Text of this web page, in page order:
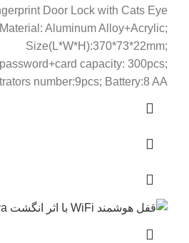
Door Lock with Cats Eye
Aluminum Alloy+Acrylic;
Size(L*W*H):370*73*22mm;
capacity: 300pcs;
number:9pcs; Battery:8 AA